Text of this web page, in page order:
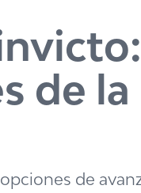
de la
de